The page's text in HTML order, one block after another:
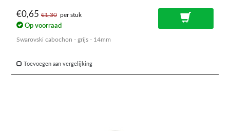
€0,65 €1,30 per stuk
Op voorraad
Swarovski cabochon - grijs - 14mm
Toevoegen aan vergelijking